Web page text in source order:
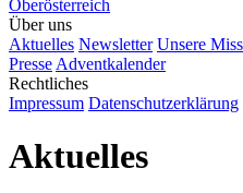
Oberösterreich
Über uns
Aktuelles Newsletter Unsere
Presse Adventkalender
Rechtliches
Impressum Datenschutzerklärung
Aktuelles